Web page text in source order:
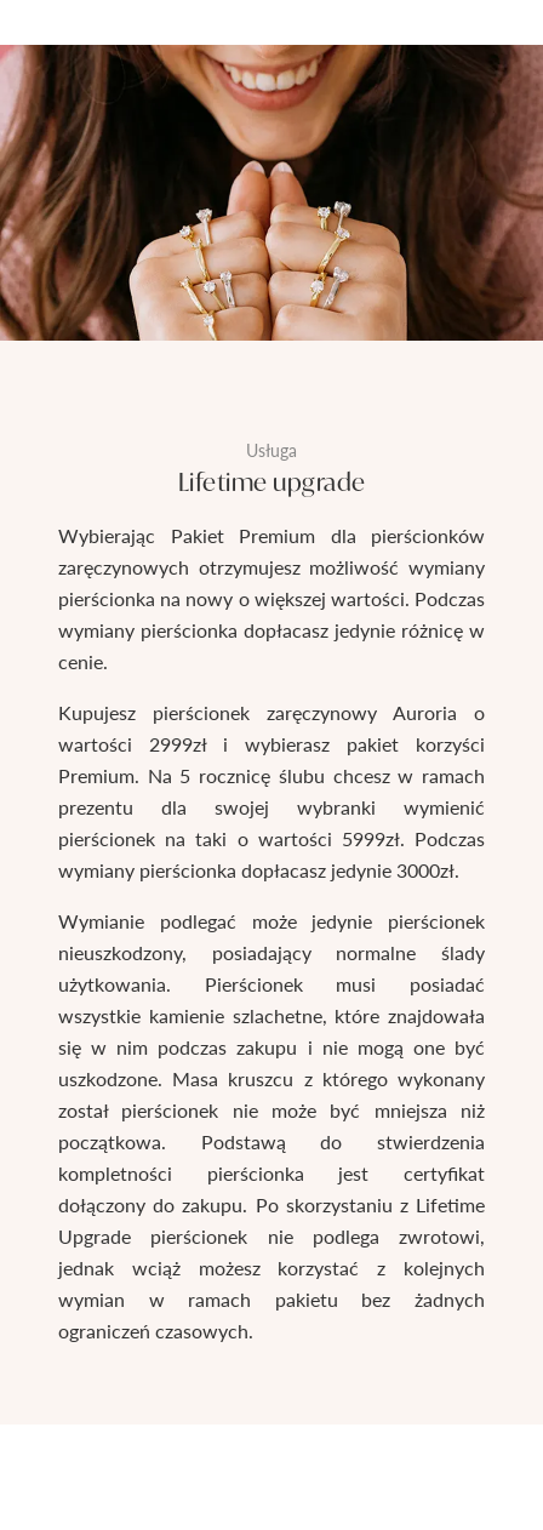
Usługa
Lifetime upgrade
Wybierając Pakiet Premium dla pierścionków
zaręczynowych otrzymujesz możliwość wymiany
pierścionka na nowy o większej wartości. Podczas
wymiany pierścionka dopłacasz jedynie różnicę w
cenie.
Kupujesz pierścionek zaręczynowy Auroria o
wartości 2999zł i wybierasz pakiet korzyści
Premium. Na 5 rocznicę ślubu chcesz w ramach
prezentu dla swojej wybranki wymienić
pierścionek na taki o wartości 5999zł. Podczas
wymiany pierścionka dopłacasz jedynie 3000zł.
Wymianie podlegać może jedynie pierścionek
nieuszkodzony, posiadający normalne ślady
użytkowania. Pierścionek musi posiadać
wszystkie kamienie szlachetne, które znajdowała
się w nim podczas zakupu i nie mogą one być
uszkodzone. Masa kruszcu z którego wykonany
został pierścionek nie może być mniejsza niż
początkowa. Podstawą do stwierdzenia
kompletności pierścionka jest certyfikat
dołączony do zakupu. Po skorzystaniu z Lifetime
Upgrade pierścionek nie podlega zwrotowi,
jednak wciąż możesz korzystać z kolejnych
wymian w ramach pakietu bez żadnych
ograniczeń czasowych.